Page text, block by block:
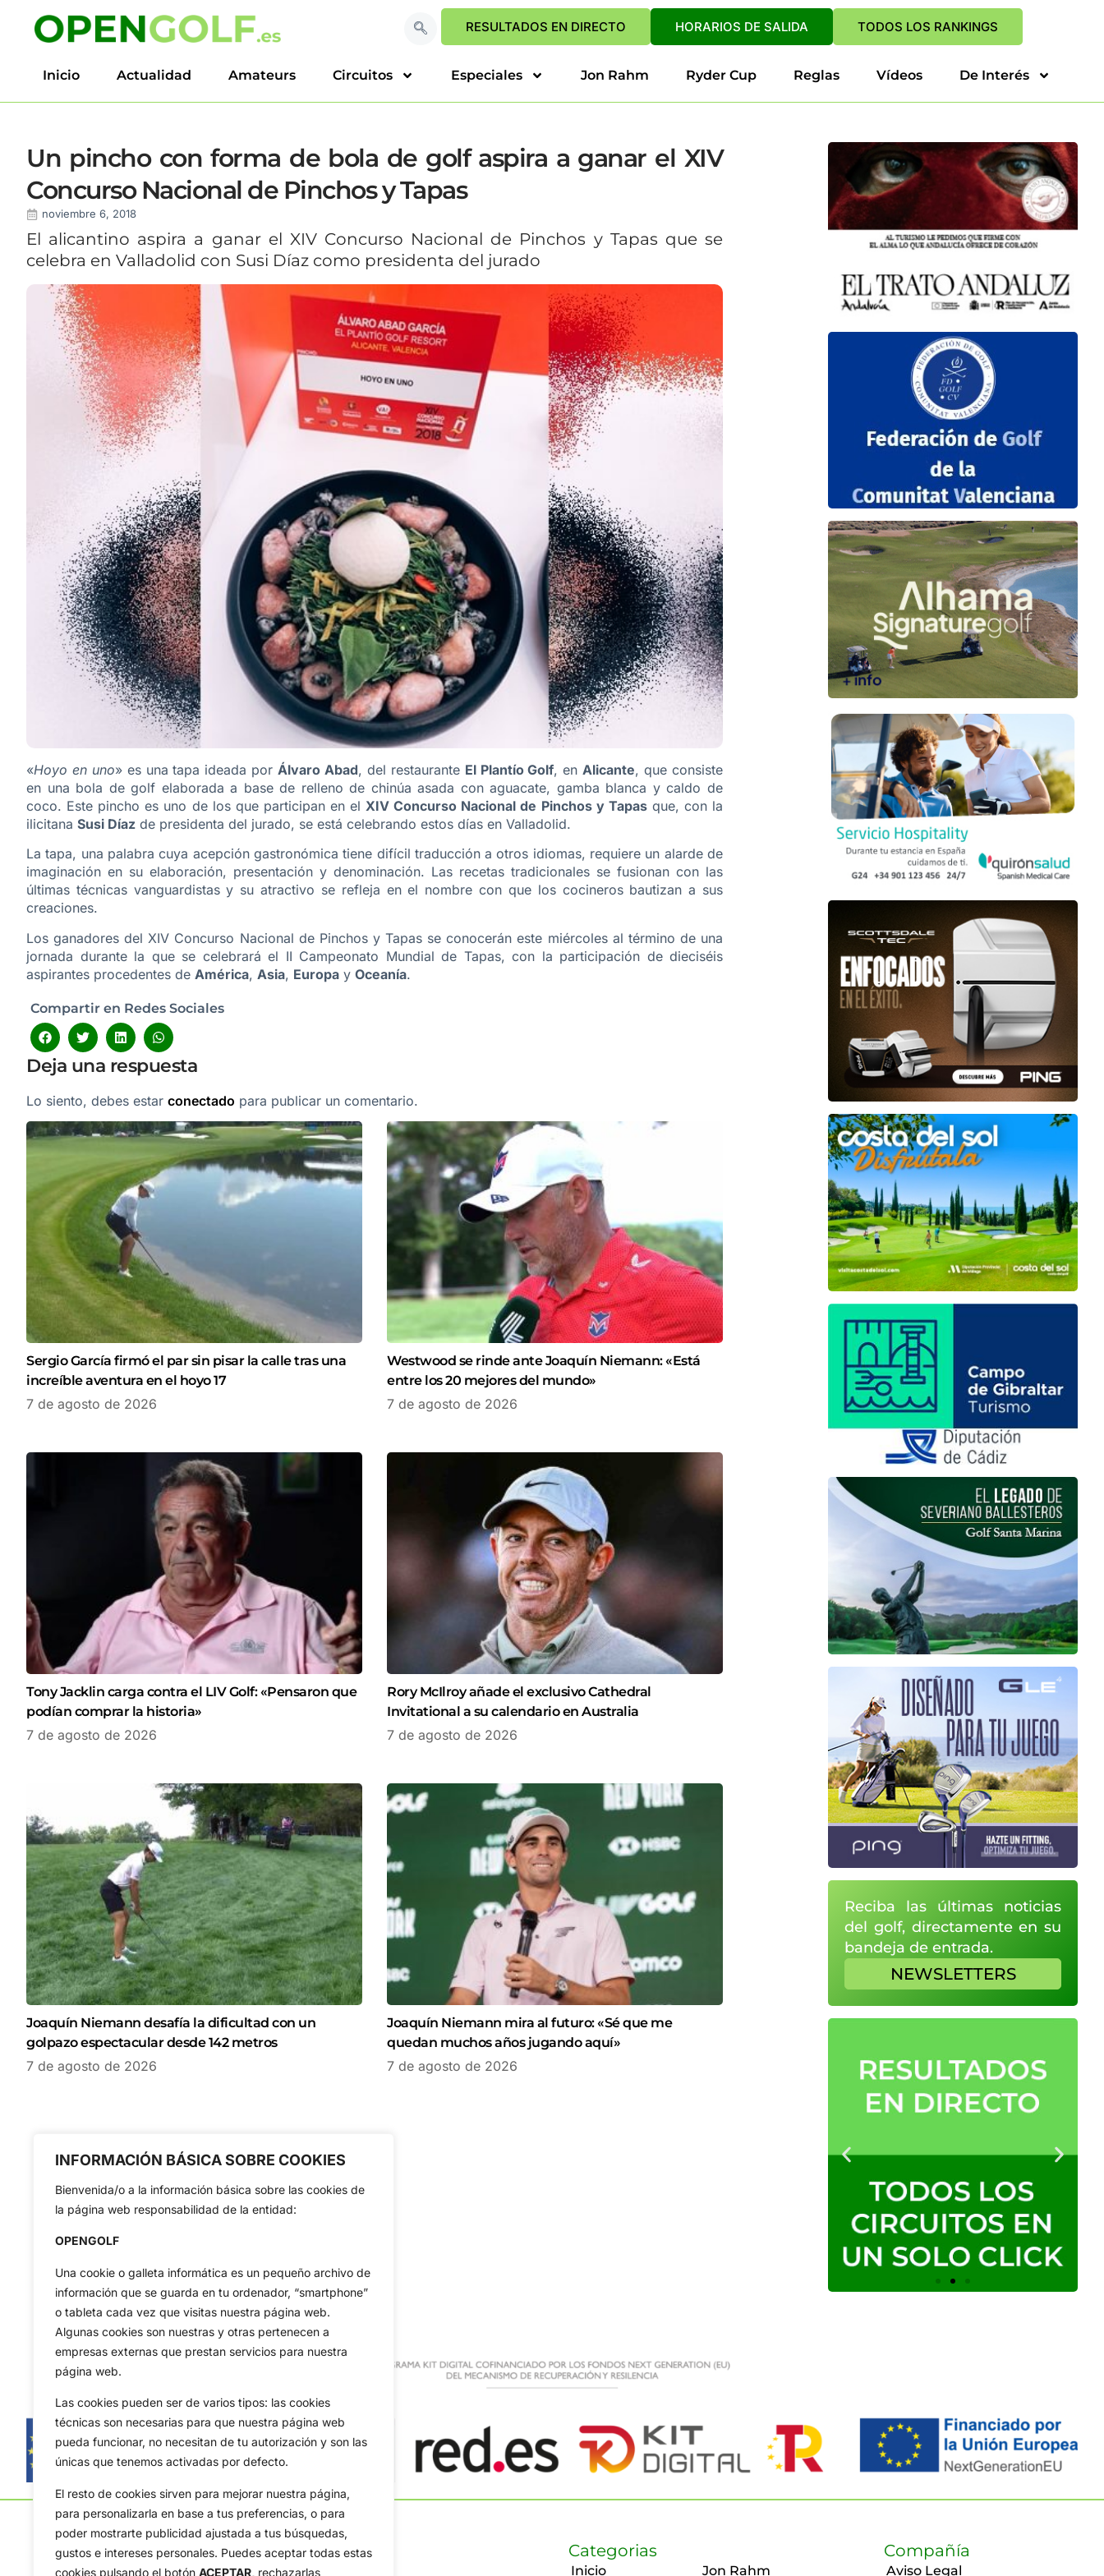
INFORMACIÓN BÁSICA SOBRE COOKIES
Bienvenida/o a la información básica sobre las cookies de
la página web responsabilidad de la entidad:
OPENGOLF
Una cookie o galleta informática es un pequeño archivo de
información que se guarda en tu ordenador, “smartphone”
o tableta cada vez que visitas nuestra página web.
Algunas cookies son nuestras y otras pertenecen a
empresas externas que prestan servicios para nuestra
página web.
Las cookies pueden ser de varios tipos: las cookies
técnicas son necesarias para que nuestra página web
pueda funcionar, no necesitan de tu autorización y son las
únicas que tenemos activadas por defecto.
El resto de cookies sirven para mejorar nuestra página,
para personalizarla en base a tus preferencias, o para
poder mostrarte publicidad ajustada a tus búsquedas,
gustos e intereses personales. Puedes aceptar todas estas
cookies pulsando el botón ACEPTAR, rechazarlas
RESULTADOS EN DIRECTO HORARIOS DE SALIDA TODOS LOS RANKINGS
Inicio Actualidad Amateurs Circuitos Especiales Jon Rahm Ryder Cup Reglas Vídeos De Interés
Un pincho con forma de bola de golf aspira a ganar el XIV
Concurso Nacional de Pinchos y Tapas
noviembre 6, 2018
El alicantino aspira a ganar el XIV Concurso Nacional de Pinchos y Tapas que se
celebra en Valladolid con Susi Díaz como presidenta del jurado
«Hoyo en uno» es una tapa ideada por Álvaro Abad, del restaurante El Plantío Golf, en Alicante, que consiste
en una bola de golf elaborada a base de relleno de chinúa asada con aguacate, gamba blanca y caldo de
coco. Este pincho es uno de los que participan en el XIV Concurso Nacional de Pinchos y Tapasque, con la
ilicitana Susi Díaz de presidenta del jurado, se está celebrando estos días en Valladolid.
La tapa, una palabra cuya acepción gastronómica tiene difícil traducción a otros idiomas, requiere un alarde de
imaginación en su elaboración, presentación y denominación. Las recetas tradicionales se fusionan con las
últimas técnicas vanguardistas y su atractivo se refleja en el nombre con que los cocineros bautizan a sus
creaciones.
Los ganadores del XIV Concurso Nacional de Pinchos y Tapas se conocerán este miércoles al término de una
jornada durante la que se celebrará el II Campeonato Mundial de Tapas, con la participación de dieciséis
aspirantes procedentes de América, Asia, Europa y Oceanía.
Compartir en Redes Sociales
Deja una respuesta
Lo siento, debes estar conectado para publicar un comentario.
Sergio García firmó el par sin pisar la calle tras una
increíble aventura en el hoyo 17
7 de agosto de 2026
Westwood se rinde ante Joaquín Niemann: «Está
entre los 20 mejores del mundo»
7 de agosto de 2026
Tony Jacklin carga contra el LIV Golf: «Pensaron que
podían comprar la historia»
7 de agosto de 2026
Rory McIlroy añade el exclusivo Cathedral
Invitational a su calendario en Australia
7 de agosto de 2026
Joaquín Niemann desafía la dificultad con un
golpazo espectacular desde 142 metros
7 de agosto de 2026
Joaquín Niemann mira al futuro: «Sé que me
quedan muchos años jugando aquí»
7 de agosto de 2026
Reciba las últimas noticias
del golf, directamente en su
bandeja de entrada.
NEWSLETTERS
Categorias
Inicio Jon Rahm
Compañía
Aviso Legal